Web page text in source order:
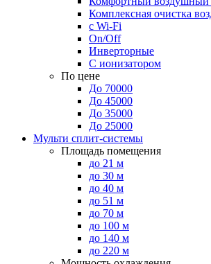
Комплексная очистка
с Wi-Fi
On/Off
Инверторные
С ионизатором
По цене
До 70000
До 45000
До 35000
До 25000
Мульти сплит-системы
Площадь помещения
до 21 м
до 30 м
до 40 м
до 51 м
до 70 м
до 100 м
до 140 м
до 220 м